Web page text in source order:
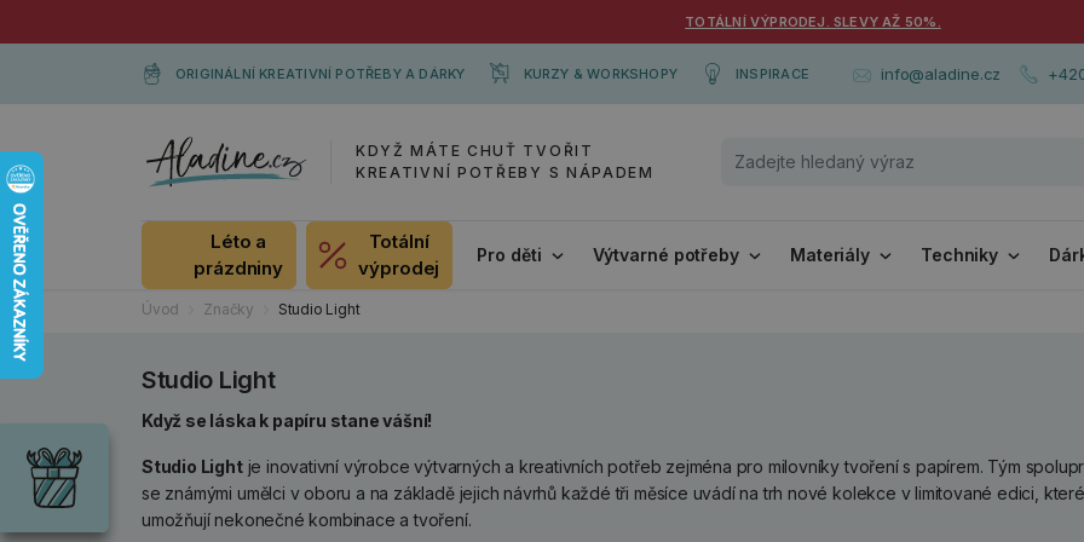
TOTÁLNÍ VÝPRODEJ. SLEVY AŽ 50%.
ORIGINÁLNÍ KREATIVNÍ POTŘEBY A DÁRKY KURZY & WORKSHOPY INSPIRACE info@aladine.cz
KDYŽ MÁTE CHUŤ TVOŘIT
KREATIVNÍ POTŘEBY S NÁPADEM
Léto a
prázdniny
Totální
výprodej
Pro děti Výtvarné potřeby Materiály Techniky
Úvod Značky Studio Light
Studio Light
Když se láska k papíru stane vášní!
Studio Lightje inovativní výrobce výtvarných a kreativních potřeb zejména pro milovníky tvoření s papírem. Tým
se známými umělci v oboru a na základě jejich návrhů každé tři měsíce uvádí na trh nové kolekce v limitované edici, které
umožňují nekonečné kombinace a tvoření.
Dárky
Designs
Radost pro
každou
Chci si vybrat